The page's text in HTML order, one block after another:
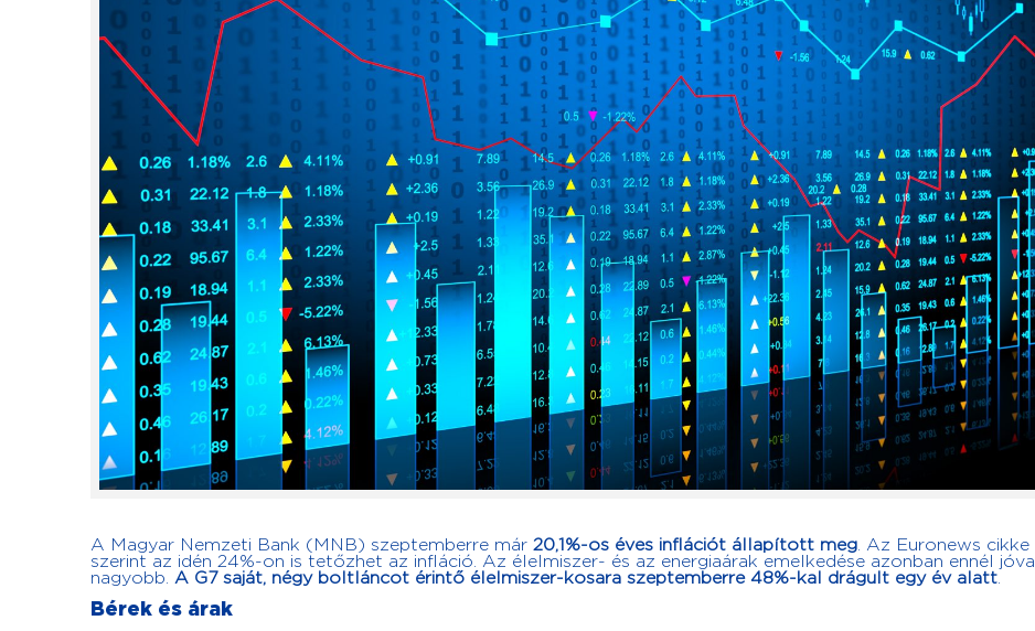
A Magyar Nemzeti Bank (MNB) szeptemberre már 20,1%-os éves inflációt állapított meg. Az Euronews cikke
szerint az idén 24%-on is tetőzhet az infláció. Az élelmiszer- és az energiaárak emelkedése azonban ennél jóval
nagyobb. A G7 saját, négy boltláncot érintő élelmiszer-kosara szeptemberre 48%-kal drágult egy év alatt.
Bérek és árak